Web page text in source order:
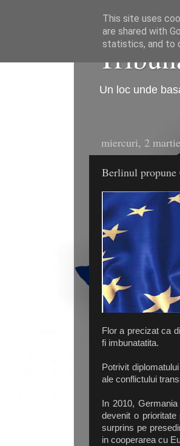
Un loc unde
miercuri, 2
Berlinul propune
Flor a precizat ca
fi imbunatatita.
Potrivit
ale conflictului
In 2010,
devenit o prioritate
surprins pe
in cooperarea cu
This site uses
are shared with
statistics, and to